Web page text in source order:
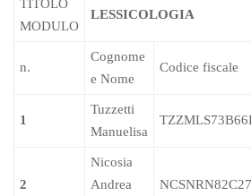
TITOLO
MODULO
LESSICOLOGIA
n.
Cognome
e Nome
Codice fiscale
1
Tuzzetti
Manuelisa
2
Nicosia
Andrea